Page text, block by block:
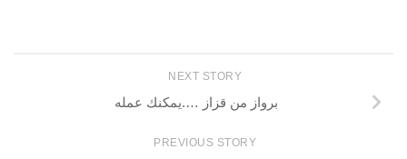
NEXT STORY
برواز من قزاز ….يمكنك عمله
PREVIOUS STORY